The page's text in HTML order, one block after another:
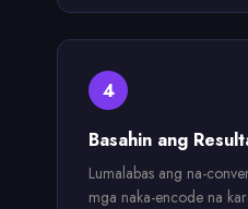
4
Basahin ang
Lumalabas ang na-
mga naka-encode na